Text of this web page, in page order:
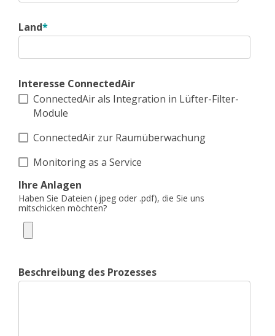
Land*
Interesse ConnectedAir
ConnectedAir als Integration in Lüfter-Filter-
Module
ConnectedAir zur Raumüberwachung
Monitoring as a Service
Ihre Anlagen
Haben Sie Dateien (.jpeg oder .pdf), die Sie uns
mitschicken möchten?
Beschreibung des Prozesses